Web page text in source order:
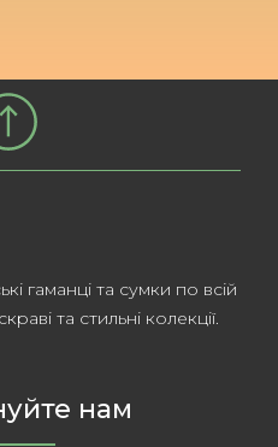
гаманці та сумки по всій
та стильні колекції.
нам